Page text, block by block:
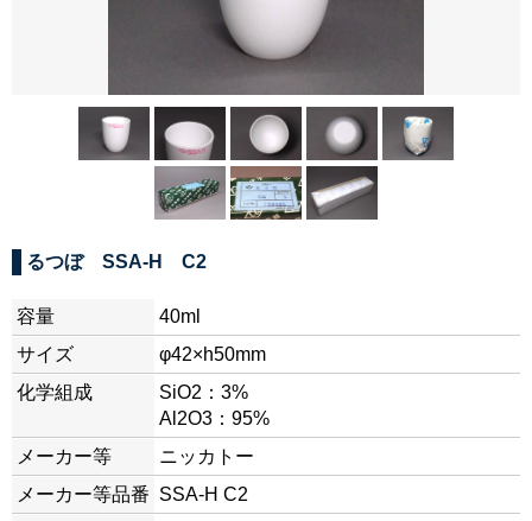
るつぼ SSA-H C2
容量
40ml
サイズ
φ42×h50mm
化学組成
SiO2：3%
Al2O3：95%
メーカー等
ニッカトー
メーカー等品番 SSA-H C2